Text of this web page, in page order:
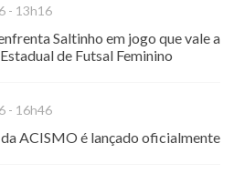
- 13h16
Saltinho em jogo que vale a
de Futsal Feminino
- 16h46
ACISMO é lançado oficialmente